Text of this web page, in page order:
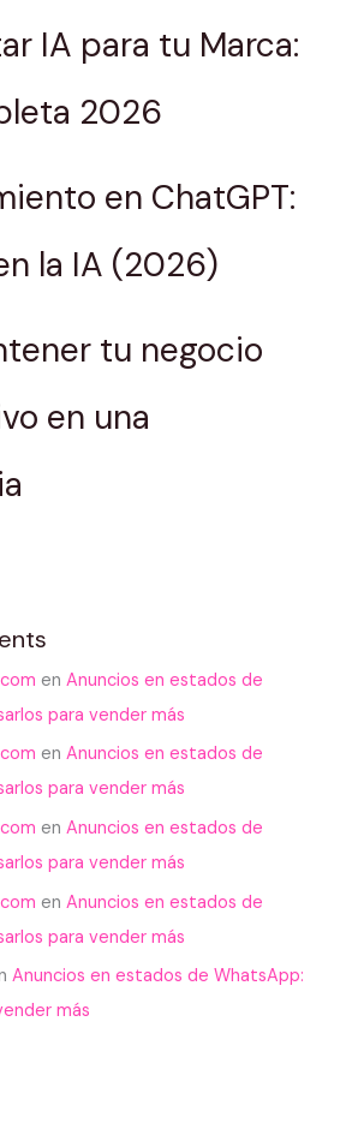
IA para tu Marca:
2026
en ChatGPT:
la IA (2026)
tu negocio
en una
enAnuncios en estados de
para vender más
enAnuncios en estados de
para vender más
enAnuncios en estados de
para vender más
enAnuncios en estados de
para vender más
Anuncios en estados de WhatsApp:
más